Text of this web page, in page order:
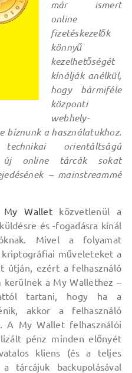
már ismert
online
fizetéskezelők
könnyű
kezelhetőségét
kínálják anélkül,
hogy bármiféle
központi
webhely-
bíznunk a használatukhoz.
orientáltságú
új online tárcák sokat
– mainstreammé
My Walletközvetlenül a
és -fogadásra kínál
Mivel a folyamat
kriptográfiai műveleteket a
útján, ezért a felhasználó
a My Wallethez –
tartani, hogy ha a
akkor a felhasználó
A My Wallet felhasználói
pénz minden előnyét
kliens (és a teljes
tárcájuk backupolásával